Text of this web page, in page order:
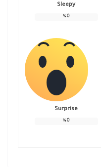
Sleepy
0
%
Surprise
0
%